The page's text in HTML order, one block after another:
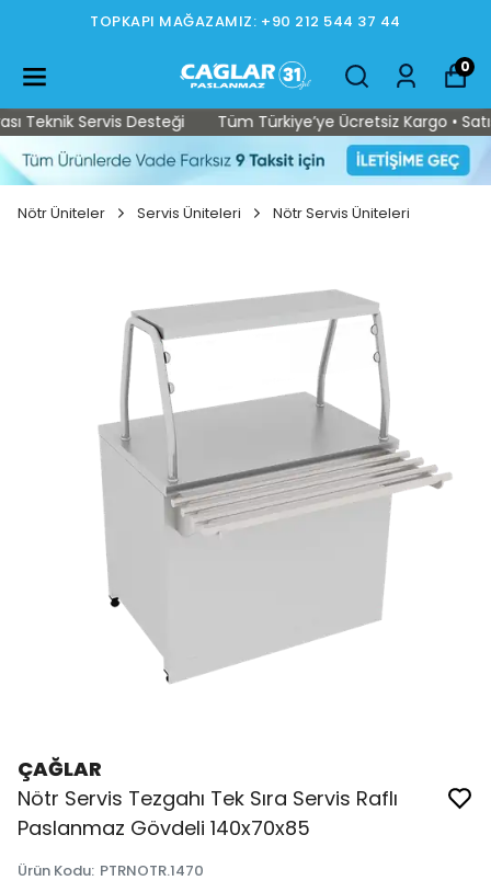
TOPKAPI MAĞAZAMIZ: +90 212 544 37 44
0
Teknik Servis Desteği Tüm Türkiye’ye Ücretsiz Kargo • Satış
Nötr Üniteler Servis Üniteleri Nötr Servis Üniteleri
ÇAĞLAR
Nötr Servis Tezgahı Tek Sıra Servis Raflı
Paslanmaz Gövdeli 140x70x85
Ürün Kodu: PTRNOTR.1470